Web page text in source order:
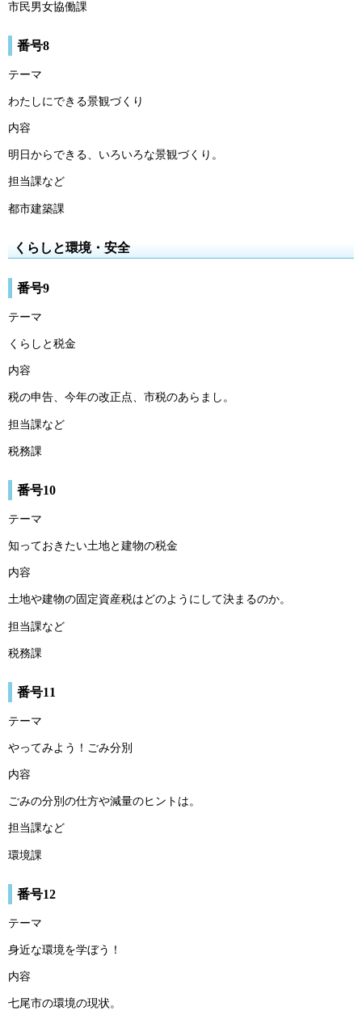
市民男女協働課
番号8
テーマ
わたしにできる景観づくり
内容
明日からできる、いろいろな景観づくり。
担当課など
都市建築課
くらしと環境・安全
番号9
テーマ
くらしと税金
内容
税の申告、今年の改正点、市税のあらまし。
担当課など
税務課
番号10
テーマ
知っておきたい土地と建物の税金
内容
土地や建物の固定資産税はどのようにして決まるのか。
担当課など
税務課
番号11
テーマ
やってみよう！ごみ分別
内容
ごみの分別の仕方や減量のヒントは。
担当課など
環境課
番号12
テーマ
身近な環境を学ぼう！
内容
七尾市の環境の現状。